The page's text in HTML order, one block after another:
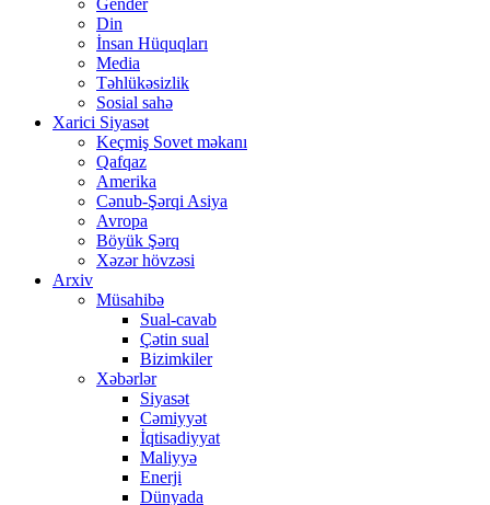
Gender
Din
İnsan Hüquqları
Media
Təhlükəsizlik
Sosial sahə
Xarici Siyasət
Keçmiş Sovet məkanı
Qafqaz
Amerika
Cənub-Şərqi Asiya
Avropa
Böyük Şərq
Xəzər hövzəsi
Arxiv
Müsahibə
Sual-cavab
Çətin sual
Bizimkiler
Xəbərlər
Siyasət
Cəmiyyət
İqtisadiyyat
Maliyyə
Enerji
Dünyada